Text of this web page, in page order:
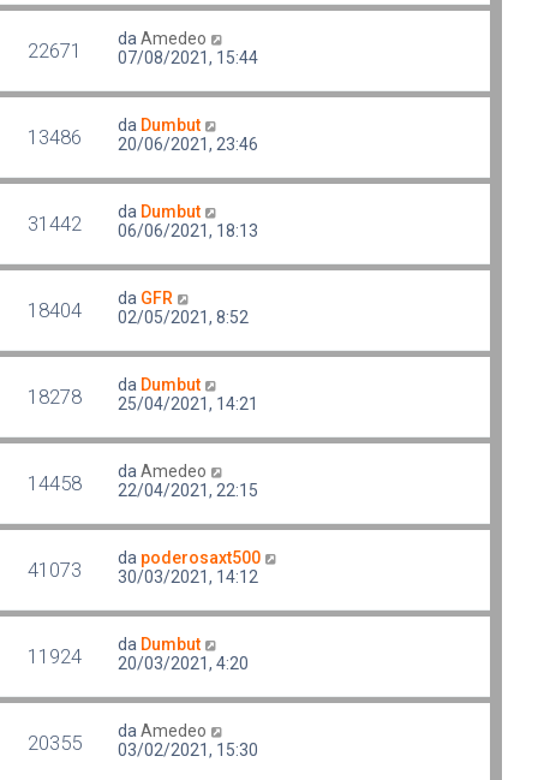
22671 da Amedeo
07/08/2021, 15:44
13486 da Dumbut
20/06/2021, 23:46
31442 da Dumbut
06/06/2021, 18:13
18404 da GFR
02/05/2021, 8:52
18278 da Dumbut
25/04/2021, 14:21
14458 da Amedeo
22/04/2021, 22:15
41073 da poderosaxt500
30/03/2021, 14:12
11924 da Dumbut
20/03/2021, 4:20
20355 da Amedeo
03/02/2021, 15:30